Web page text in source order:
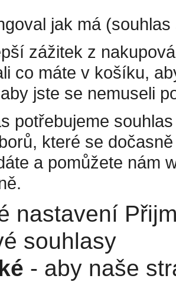
jak má
zážitek z
co máte v košíku,
jste se nemuseli
potřebujeme
které se
a pomůžete nám
nastavení
souhlasy
- aby naše